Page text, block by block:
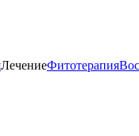
ЛечениеФитотерапия